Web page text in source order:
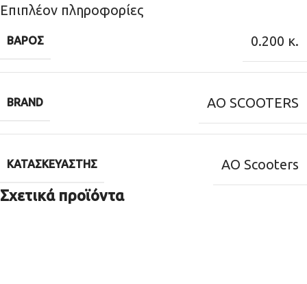
Επιπλέον πληροφορίες
ΒΆΡΟΣ 0.200 κ.
BRAND AO SCOOTERS
ΚΑΤΑΣΚΕΥΑΣΤΉΣ AO Scooters
Σχετικά προϊόντα